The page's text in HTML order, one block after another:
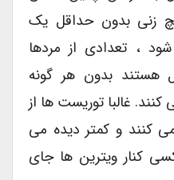
زنی بدون حداقل یک
، تعدادی از مردها
هستند بدون هر گونه
غالبا توریست ها از
کنند و کمتر دیده می
کنار ویترین ها جای